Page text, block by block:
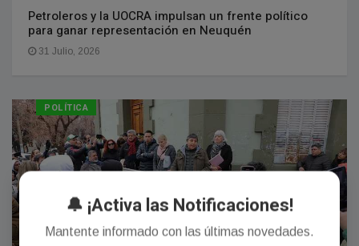
Petroleros y la UOCRA impulsan un frente político
para ganar representación en Neuquén
31 Julio, 2026
POLÍTICA
🔔 ¡Activa las Notificaciones!
Mantente informado con las últimas novedades.